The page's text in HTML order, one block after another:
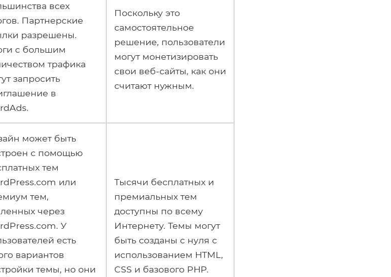
всех
Партнерские
разрешены.
с большим
трафика
запросить
в
Поскольку это
самостоятельное
решение, пользователи
могут монетизировать
свои веб-сайты, как они
считают нужным.
может быть
с помощью
тем
или
тем,
через
У
есть
вариантов
темы, но они
Тысячи бесплатных и
премиальных тем
доступны по всему
Интернету. Темы могут
быть созданы с нуля с
использованием HTML,
CSS и базового PHP.